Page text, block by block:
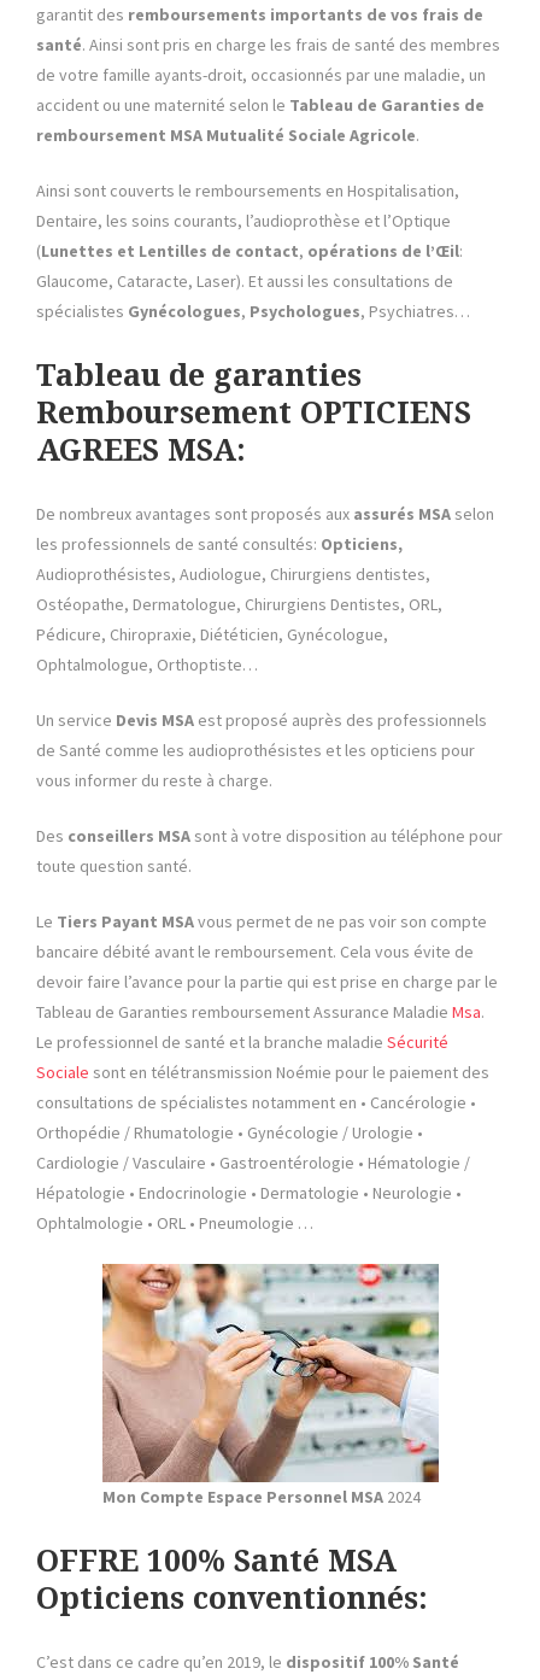
garantit des remboursements importants de vos frais de
santé. Ainsi sont pris en charge les frais de santé des membres
de votre famille ayants-droit, occasionnés par une maladie, un
accident ou une maternité selon le Tableau de Garanties de
remboursement MSA Mutualité Sociale Agricole.
Ainsi sont couverts le remboursements en Hospitalisation,
Dentaire, les soins courants, l’audioprothèse et l’Optique
(Lunettes et Lentilles de contact, opérations de l’Œil:
Glaucome, Cataracte, Laser). Et aussi les consultations de
spécialistes Gynécologues, Psychologues, Psychiatres…
Tableau de garanties
Remboursement OPTICIENS
AGREES MSA:
De nombreux avantages sont proposés aux assurés MSA selon
les professionnels de santé consultés: Opticiens,
Audioprothésistes, Audiologue, Chirurgiens dentistes,
Ostéopathe, Dermatologue, Chirurgiens Dentistes, ORL,
Pédicure, Chiropraxie, Diététicien, Gynécologue,
Ophtalmologue, Orthoptiste…
Un service Devis MSA est proposé auprès des professionnels
de Santé comme les audioprothésistes et les opticiens pour
vous informer du reste à charge.
Des conseillers MSA sont à votre disposition au téléphone pour
toute question santé.
Le Tiers Payant MSAvous permet de ne pas voir son compte
bancaire débité avant le remboursement. Cela vous évite de
devoir faire l’avance pour la partie qui est prise en charge par le
Tableau de Garanties remboursement Assurance Maladie Msa.
Le professionnel de santé et la branche maladie Sécurité
Sociale sont en télétransmission Noémie pour le paiement des
consultations de spécialistes notamment en • Cancérologie •
Orthopédie / Rhumatologie • Gynécologie / Urologie •
Cardiologie / Vasculaire • Gastroentérologie • Hématologie /
Hépatologie • Endocrinologie • Dermatologie • Neurologie •
Ophtalmologie • ORL • Pneumologie …
Mon Compte Espace Personnel MSA 2024
OFFRE 100% Santé MSA
Opticiens conventionnés:
C’est dans ce cadre qu’en 2019, le dispositif 100% Santé